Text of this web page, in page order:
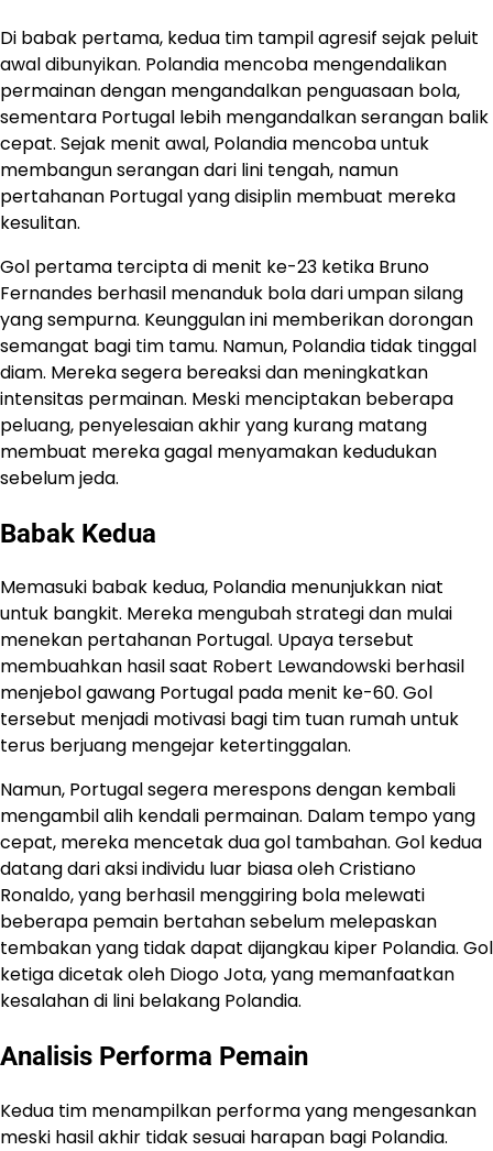
Di babak pertama, kedua tim tampil agresif sejak peluit
awal dibunyikan. Polandia mencoba mengendalikan
permainan dengan mengandalkan penguasaan bola,
sementara Portugal lebih mengandalkan serangan balik
cepat. Sejak menit awal, Polandia mencoba untuk
membangun serangan dari lini tengah, namun
pertahanan Portugal yang disiplin membuat mereka
kesulitan.
Gol pertama tercipta di menit ke-23 ketika Bruno
Fernandes berhasil menanduk bola dari umpan silang
yang sempurna. Keunggulan ini memberikan dorongan
semangat bagi tim tamu. Namun, Polandia tidak tinggal
diam. Mereka segera bereaksi dan meningkatkan
intensitas permainan. Meski menciptakan beberapa
peluang, penyelesaian akhir yang kurang matang
membuat mereka gagal menyamakan kedudukan
sebelum jeda.
Babak Kedua
Memasuki babak kedua, Polandia menunjukkan niat
untuk bangkit. Mereka mengubah strategi dan mulai
menekan pertahanan Portugal. Upaya tersebut
membuahkan hasil saat Robert Lewandowski berhasil
menjebol gawang Portugal pada menit ke-60. Gol
tersebut menjadi motivasi bagi tim tuan rumah untuk
terus berjuang mengejar ketertinggalan.
Namun, Portugal segera merespons dengan kembali
mengambil alih kendali permainan. Dalam tempo yang
cepat, mereka mencetak dua gol tambahan. Gol kedua
datang dari aksi individu luar biasa oleh Cristiano
Ronaldo, yang berhasil menggiring bola melewati
beberapa pemain bertahan sebelum melepaskan
tembakan yang tidak dapat dijangkau kiper Polandia. Gol
ketiga dicetak oleh Diogo Jota, yang memanfaatkan
kesalahan di lini belakang Polandia.
Analisis Performa Pemain
Kedua tim menampilkan performa yang mengesankan
meski hasil akhir tidak sesuai harapan bagi Polandia.